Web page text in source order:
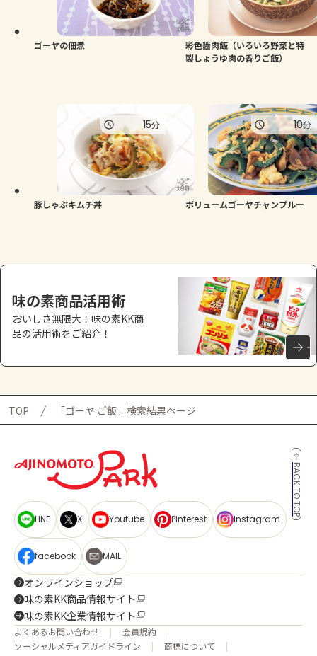
ゴーヤの佃煮
彩色醤肉飯（いろいろ野菜と特
製しょうゆ肉の香りご飯）
豚しゃぶキムチ丼
15分
ボリュームゴーヤチャンプルー
10分
味の素商品活用術
おいしさ無限大！味の素KK商
品の活用術をご紹介！
TOP 「ゴーヤ ご飯」検索結果ページ
BACK TO TOP
LINE X Youtube Pinterest Instagram
facebook MAIL
オンラインショップ
味の素KK商品情報サイト
味の素KK企業情報サイト
よくあるお問い合わせ
会員規約
ソーシャルメディアガイドライン
商標について